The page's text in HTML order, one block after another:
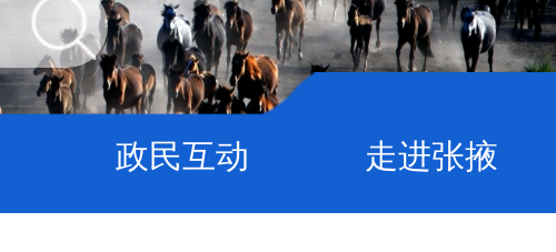
政民互动 走进张掖